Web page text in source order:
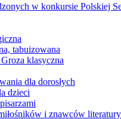
w konkursie Polskiej
tabuizowana
klasyczna
dla dorosłych
dzieci
i znawców